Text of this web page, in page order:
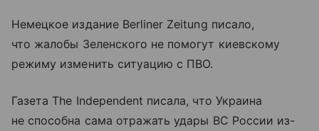
Немецкое издание Berliner Zeitung писало,
что жалобы Зеленского не помогут киевскому
режиму изменить ситуацию с ПВО.
Газета The Independent писала, что Украина
не способна сама отражать удары ВС России из-